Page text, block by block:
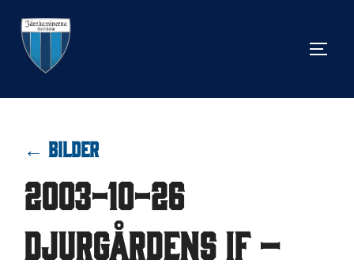
innehåll
← BILDER
2003-10-26
Djurgårdens IF –